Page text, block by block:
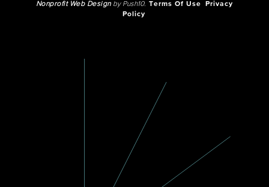
Nonprofit Web Designby Push10. Terms Of Use
Privacy
Policy